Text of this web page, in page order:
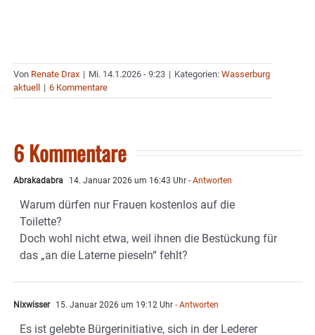
Von Renate Drax | Mi. 14.1.2026 - 9:23 | Kategorien: Wasserburg
aktuell
| 6 Kommentare
6 Kommentare
Abrakadabra 14. Januar 2026 um 16:43 Uhr - Antworten
Warum dürfen nur Frauen kostenlos auf die
Toilette?
Doch wohl nicht etwa, weil ihnen die Bestückung für
das „an die Laterne pieseln“ fehlt?
Nixwisser 15. Januar 2026 um 19:12 Uhr - Antworten
Es ist gelebte Bürgerinitiative, sich in der Lederer